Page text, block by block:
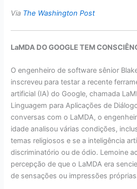
Via The Washington Post
LaMDA DO GOOGLE TEM
O engenheiro de software sênior
inscreveu para testar a recente
artificial (IA) do Google, chamada
Linguagem para Aplicações de
conversas com o LaMDA, o
idade analisou várias condições,
temas religiosos e se a inteligência
discriminatório ou de ódio. Lemoine
percepção de que o LaMDA era
de sensações ou impressões